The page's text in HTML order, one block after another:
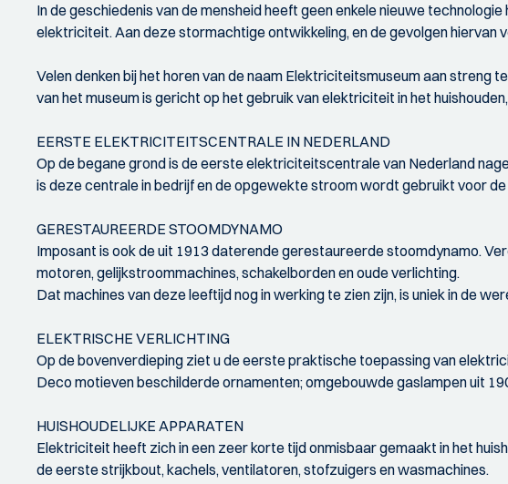
In de geschiedenis van de mensheid heeft geen enkele nieuwe
elektriciteit. Aan deze stormachtige ontwikkeling, en de gevolgen hiervan
Velen denken bij het horen van de naam Elektriciteitsmuseum aan streng
van het museum is gericht op het gebruik van elektriciteit in het
EERSTE ELEKTRICITEITSCENTRALE IN NEDERLAND
Op de begane grond is de eerste elektriciteitscentrale van Nederland
is deze centrale in bedrijf en de opgewekte stroom wordt gebruikt voor de
GERESTAUREERDE STOOMDYNAMO
Imposant is ook de uit 1913 daterende gerestaureerde stoomdynamo.
motoren, gelijkstroommachines, schakelborden en oude verlichting.
Dat machines van deze leeftijd nog in werking te zien zijn, is uniek in de
ELEKTRISCHE VERLICHTING
Op de bovenverdieping ziet u de eerste praktische toepassing van
Deco motieven beschilderde ornamenten; omgebouwde gaslampen uit
HUISHOUDELIJKE APPARATEN
Elektriciteit heeft zich in een zeer korte tijd onmisbaar gemaakt in het
de eerste strijkbout, kachels, ventilatoren, stofzuigers en wasmachines.